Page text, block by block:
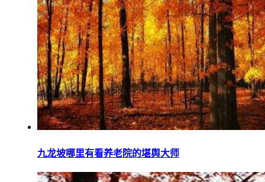
九龙坡哪里有看养老院的堪舆大师